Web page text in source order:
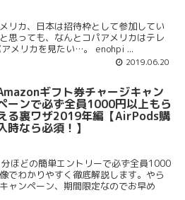
リカ、日本は招待枠として参加してい
思っても、なんとコパアメリカはテレ
メリカを見たい…。 enohpi ...
2019.06.20
ギフト券チャージキャン
ーンで必ず全員1000円以上もら
る裏ワザ2019年編【AirPods購
時なら必須！】
ほどの簡単エントリーで必ず全員1000
でわかりやすく徹底解説します。やら
ャンペーン、期間限定なのでお早め